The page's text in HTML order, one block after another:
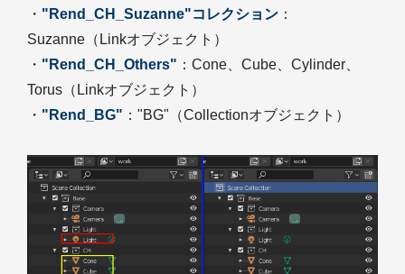
・ "Rend_CH_Suzanne"コレクション ：
Suzanne（Linkオブジェクト）
・ "Rend_CH_Others" ：Cone、Cube、Cylinder、
Torus（Linkオブジェクト）
・ "Rend_BG" ："BG"（Collectionオブジェクト）